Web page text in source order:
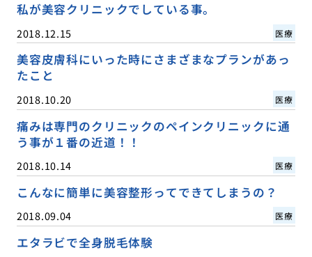
私が美容クリニックでしている事。
2018.12.15 医療
美容皮膚科にいった時にさまざまなプランがあっ
たこと
2018.10.20 医療
痛みは専門のクリニックのペインクリニックに通
う事が１番の近道！！
2018.10.14 医療
こんなに簡単に美容整形ってできてしまうの？
2018.09.04 医療
エタラビで全身脱毛体験